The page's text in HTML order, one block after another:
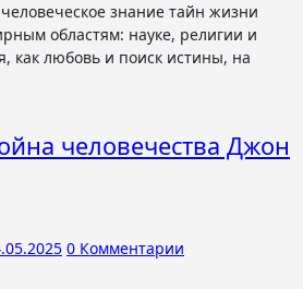
знание тайн жизни
областям: науке, религии и
как любовь и поиск истины, на
человечества Джон
0 Комментарии